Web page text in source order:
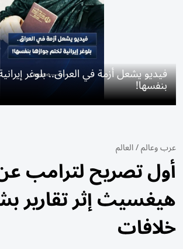
فيديو يشعل أزمة في العراق.. بلوغر
بنفسها!
عرب وعالم/العالم
أول تصريح لترامب
هيغسيث إثر تقارير
خلافات